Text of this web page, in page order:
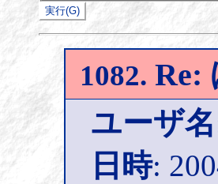
1082. Re:
ユーザ名
日時: